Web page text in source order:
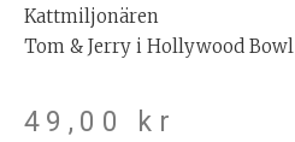
Kattmiljonären
Tom & Jerry i Hollywood Bowl
49,00 kr